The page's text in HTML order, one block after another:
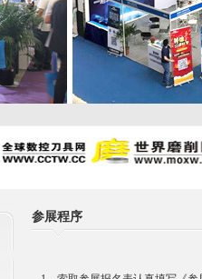
参展程序